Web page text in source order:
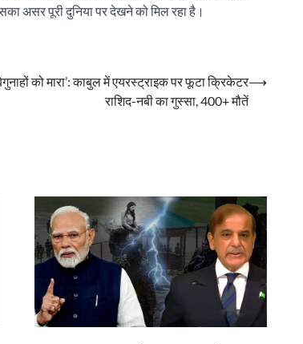
असर पूरी दुनिया पर देखने को मिल रहा है।
को मारा’: काबुल में एयरस्ट्राइक पर फूटा क्रिकेटर
राशिद-नबी का गुस्सा, 400+ मौतें
⟶